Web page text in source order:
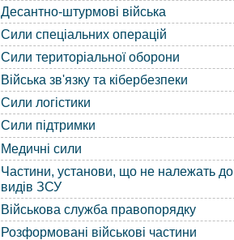
Десантно-штурмові війська
Сили спеціальних операцій
Сили територіальної оборони
Війська зв'язку та кібербезпеки
Сили логістики
Сили підтримки
Медичні сили
Частини, установи, що не належать до
видів ЗСУ
Військова служба правопорядку
Розформовані військові частини